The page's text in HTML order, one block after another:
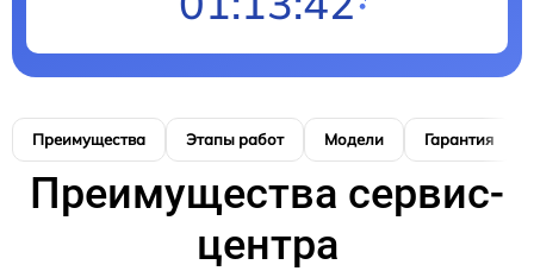
Преимущества Этапы работ Модели Гарантия
Преимущества сервис-
центра